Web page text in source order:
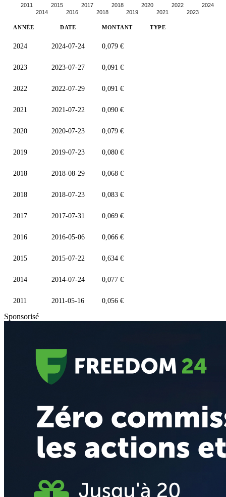
2011
2014
2015
2016
2017
2018
2018
2019
2020
2021
2022
2023
2024
ANNÉE DATE MONTANT TYPE
2024 2024-07-24 0,079 €
2023 2023-07-27 0,091 €
2022 2022-07-29 0,091 €
2021 2021-07-22 0,090 €
2020 2020-07-23 0,079 €
2019 2019-07-23 0,080 €
2018 2018-08-29 0,068 €
2018 2018-07-23 0,083 €
2017 2017-07-31 0,069 €
2016 2016-05-06 0,066 €
2015 2015-07-22 0,634 €
2014 2014-07-24 0,077 €
2011 2011-05-16 0,056 €
Sponsorisé